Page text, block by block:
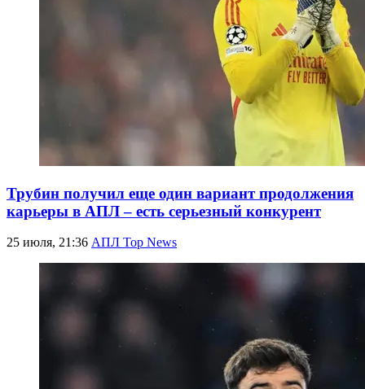
Трубин получил еще один вариант продолжения
карьеры в АПЛ – есть серьезный конкурент
25 июля, 21:36 АПЛ Top News